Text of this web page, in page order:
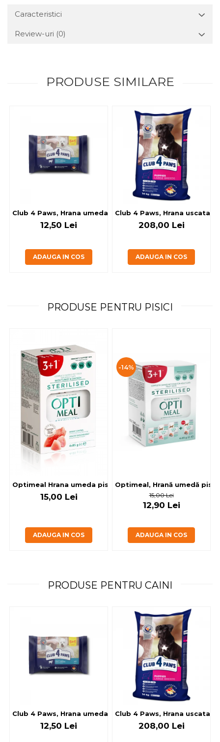
Caracteristici
Review-uri (0)
PRODUSE SIMILARE
Club 4 Paws, Hrana umeda caini - cu miel, set 5+1, 6x80 g
12,50 Lei
ADAUGA IN COS
Club 4 Paws, Hrana uscata
208,00 Lei
ADAUGA IN COS
PRODUSE PENTRU PISICI
Optimeal Hrana umeda pisici
15,00 Lei
ADAUGA IN COS
-14%
Optimeal, Hrană umedă
15,00 Lei
12,90 Lei
ADAUGA IN COS
PRODUSE PENTRU CAINI
Club 4 Paws, Hrana umeda caini - cu miel, set 5+1, 6x80 g
12,50 Lei
Club 4 Paws, Hrana uscata
208,00 Lei